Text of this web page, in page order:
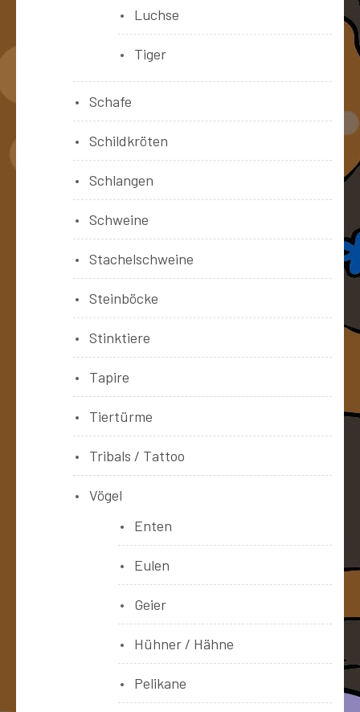
Luchse
Tiger
Schafe
Schildkröten
Schlangen
Schweine
Stachelschweine
Steinböcke
Stinktiere
Tapire
Tiertürme
Tribals / Tattoo
Vögel
Enten
Eulen
Geier
Hühner / Hähne
Pelikane